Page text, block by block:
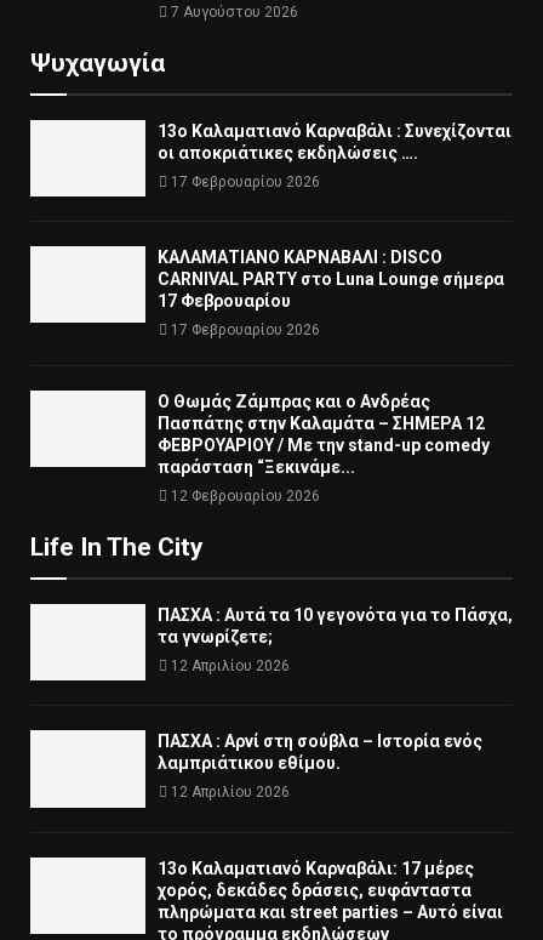
7 Αυγούστου 2026
Ψυχαγωγία
13ο Καλαματιανό Καρναβάλι : Συνεχίζονται
οι αποκριάτικες εκδηλώσεις ….
17 Φεβρουαρίου 2026
ΚΑΛΑΜΑΤΙΑΝΟ ΚΑΡΝΑΒΑΛΙ : DISCO
CARNIVAL PARTY στο Luna Lounge σήμερα
17 Φεβρουαρίου
17 Φεβρουαρίου 2026
Ο Θωμάς Ζάμπρας και ο Ανδρέας
Πασπάτης στην Καλαμάτα – ΣΗΜΕΡΑ 12
ΦΕΒΡΟΥΑΡΙΟΥ / Με την stand-up comedy
παράσταση “Ξεκινάμε...
12 Φεβρουαρίου 2026
Life In The City
ΠΑΣΧΑ : Αυτά τα 10 γεγονότα για το Πάσχα,
τα γνωρίζετε;
12 Απριλίου 2026
ΠΑΣΧΑ : Αρνί στη σούβλα – Ιστορία ενός
λαμπριάτικου εθίμου.
12 Απριλίου 2026
13ο Καλαματιανό Καρναβάλι: 17 μέρες
χορός, δεκάδες δράσεις, ευφάνταστα
πληρώματα και street parties – Αυτό είναι
το πρόγραμμα εκδηλώσεων